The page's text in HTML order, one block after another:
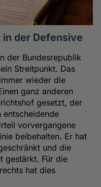
der Defensive
der Bundesrepublik
Streitpunkt. Das
wieder die
ganz anderen
gesetzt, der
vorvergangene
beibehalten. Er hat
und die
gestärkt. Für die
hat dies